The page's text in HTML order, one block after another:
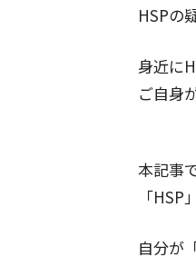
HSPの
身近に
ご自身
本記事
「
自分が